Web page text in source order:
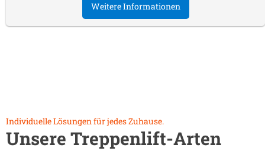
Weitere Informationen
Individuelle Lösungen für jedes Zuhause.
Unsere Treppenlift-Arten